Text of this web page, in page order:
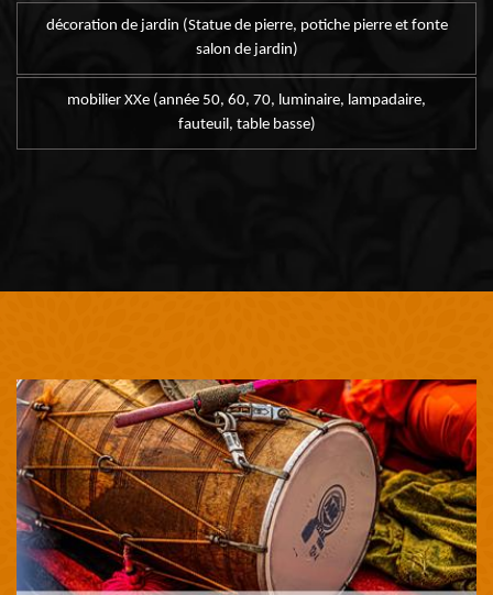
décoration de jardin (Statue de pierre, potiche pierre et fonte
salon de jardin)
mobilier XXe (année 50, 60, 70, luminaire, lampadaire,
fauteuil, table basse)